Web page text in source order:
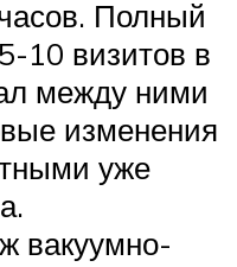
Полный
10 визитов в
между ними
изменения
уже
вакуумно-